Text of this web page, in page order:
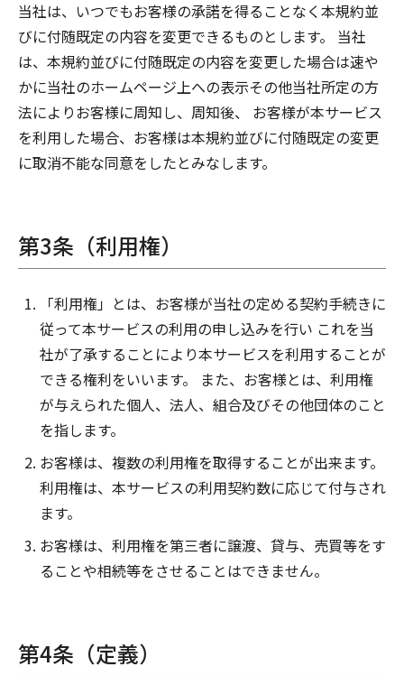
当社は、いつでもお客様の承諾を得ることなく本規約並
びに付随既定の内容を変更できるものとします。 当社
は、本規約並びに付随既定の内容を変更した場合は速や
かに当社のホームページ上への表示その他当社所定の方
法によりお客様に周知し、周知後、 お客様が本サービス
を利用した場合、お客様は本規約並びに付随既定の変更
に取消不能な同意をしたとみなします。
第3条（利用権）
「利用権」とは、お客様が当社の定める契約手続きに
従って本サービスの利用の申し込みを行い これを当
社が了承することにより本サービスを利用することが
できる権利をいいます。 また、お客様とは、利用権
が与えられた個人、法人、組合及びその他団体のこと
を指します。
お客様は、複数の利用権を取得することが出来ます。
利用権は、本サービスの利用契約数に応じて付与され
ます。
お客様は、利用権を第三者に譲渡、貸与、売買等をす
ることや相続等をさせることはできません。
第4条（定義）